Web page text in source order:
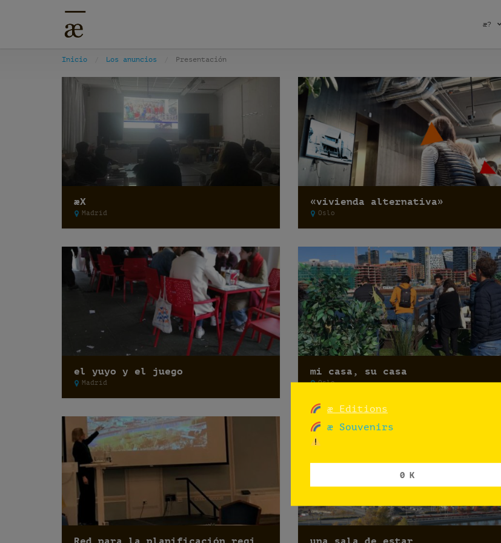
æ?
Inicio Los anuncios Presentación
æX
Madrid
«vivienda alternativa»
Oslo
el yuyo y el juego
Madrid
mi casa, su casa
Oslo
æ Editions
æ Souvenirs
0 K